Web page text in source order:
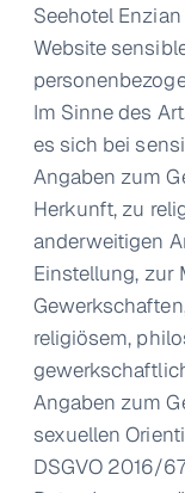
Seehotel
Website
Im Sinne des
es sich bei
Angaben zum
Herkunft, zu
anderweitigen
Einstellung, zur
religiösem,
Angaben zum
sexuellen
DSGVO 2016/